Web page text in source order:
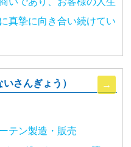
真摯に向き合い続けてい
さんぎょう）
テン製造・販売